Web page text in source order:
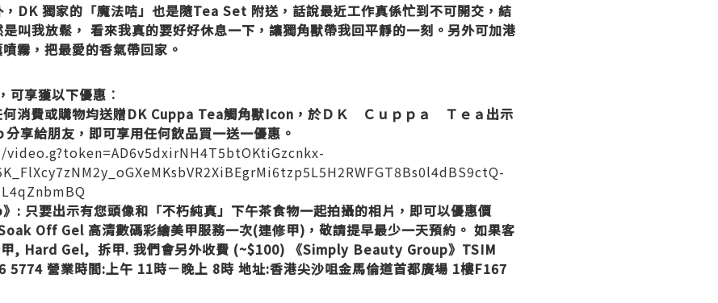
，DK 獨家的「魔法咭」也是隨Tea Set 附送，話說最近工作真係忙到不可開交，結
叫我放鬆， 看來我真的要好好休息一下，讓獨角獸帶我回平靜的一刻。另外可加港
霧，把最愛的香氣帶回家。
可享獲以下優惠︰
消費或購物均送贈DK Cuppa Tea觸角獸Icon，於ＤＫ Ｃｕｐｐａ Ｔｅａ出示
享給朋友，即可享用任何飲品買一送一優惠。
只要出示有您頭像和「不朽純真」下午茶食物一起拍攝的相片，即可以優惠價
Off Gel 高清數碼彩繪美甲服務一次(連修甲)，敬請提早最少一天預約。 如果客
, Hard Gel, 拆甲. 我們會另外收費 (~$100) 《Simply Beauty Group》TSIM
營業時間:上午 11時－晚上 8時 地址:香港尖沙咀金馬倫道首都廣場 1樓F167